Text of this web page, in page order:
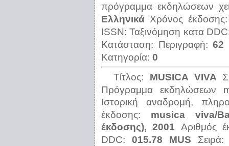
πρόγραμμα εκδηλώσεων
Ελληνικά Χρόνος
ISSN:Ταξινόμηση κατα
Κατάσταση: Περιγραφή:62
Κατηγορία: 0
Τίτλος: ΜUSICA VIVA
Πρόγραμμα εκδηλώσεων
Ιστορική αναδρομή,
έκδοσης: musica viva/
έκδοσης), 2001 Αριθμός
DDC: 015.78 MUS